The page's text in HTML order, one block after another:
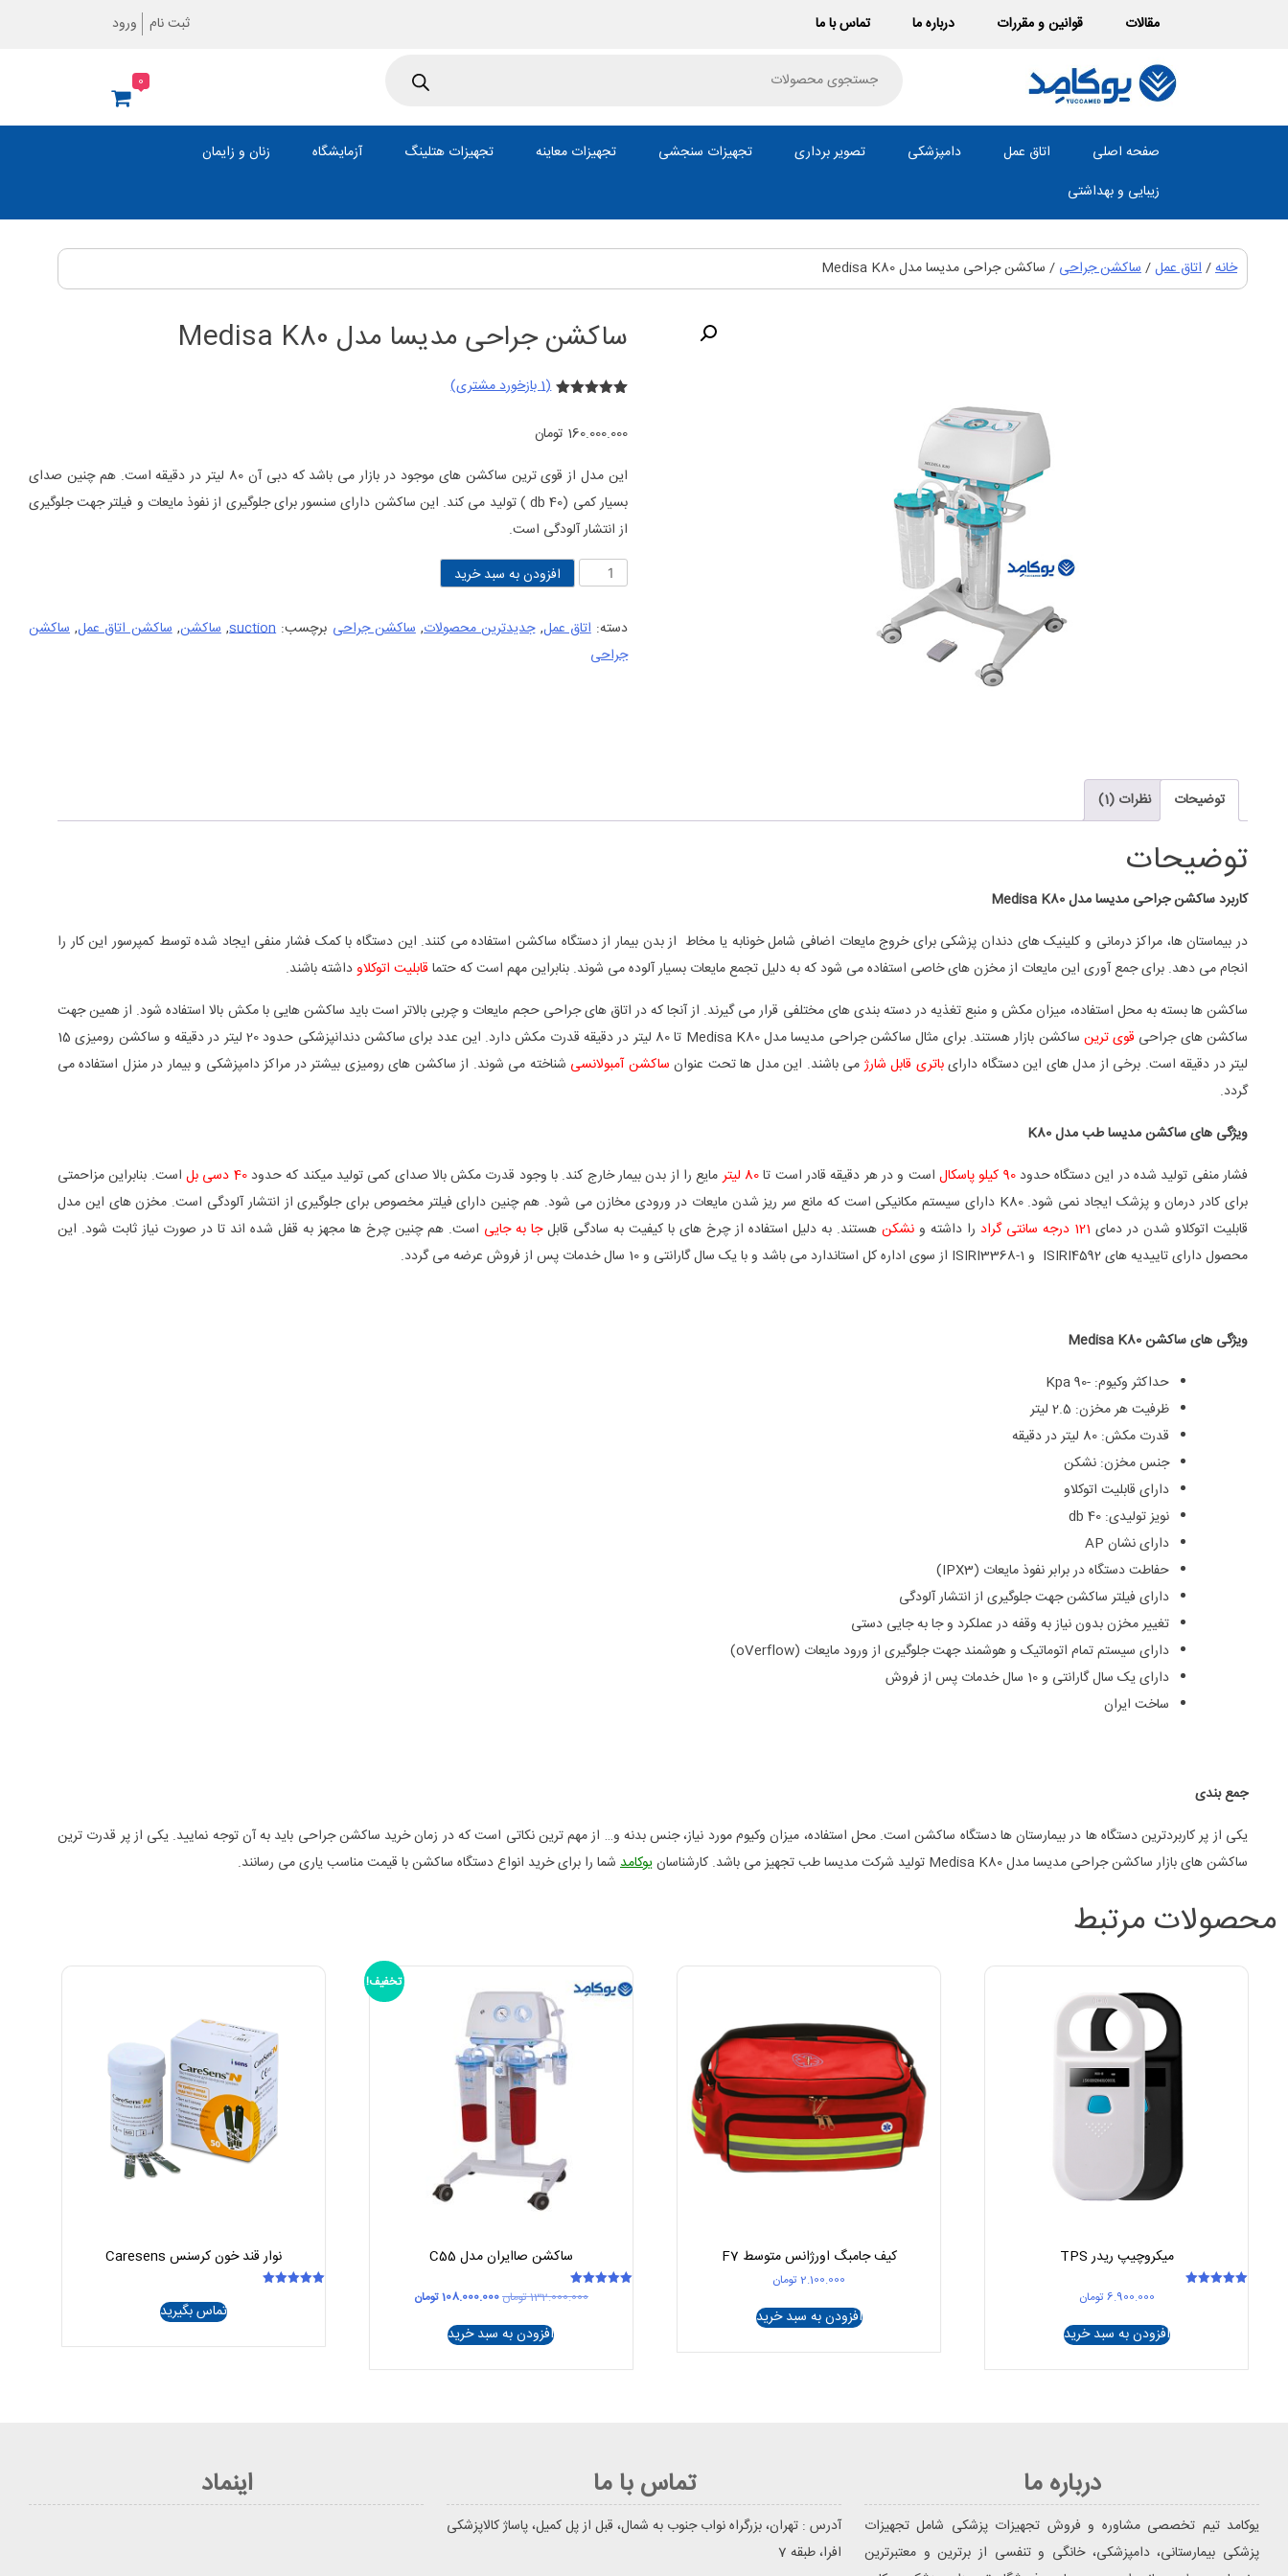
مقالات قوانین و مقررات درباره ما تماس با ما ثبت نام ورود
search
0
صفحه اصلی اتاق عمل دامپزشکی تصویر برداری تجهیزات سنجشی تجهیزات معاینه تجهیزات هتلینگ آزمایشگاه
زنان و زایمان
زیبایی و بهداشتی
خانه/اتاق عمل/ساکشن جراحی / ساکشن جراحی مدیسا مدل Medisa K80
ساکشن جراحی مدیسا مدل Medisa K80
در
(
1بازخورد مشتری)
160.000.000 تومان
این مدل از قوی ترین ساکشن های موجود در بازار می باشد که دبی آن 80 لیتر در دقیقه است. هم چنین صدای
بسیار کمی (40 db ) تولید می کند. این ساکشن دارای سنسور برای جلوگیری از نفوذ مایعات و فیلتر جهت جلوگیری
از انتشار آلودگی است.
ساکشن
مدیسا
مدل
افزودن به سبد خرید
دسته:اتاق عمل,جدیدترین محصولات,ساکشن جراحی برچسب:suction
,ساکشن,ساکشن اتاق عمل, ساکشن
جراحی
توضیحات نظرات (1)
توضیحات
کاربرد ساکشن جراحی مدیسا مدل Medisa K80
در بیماستان ها، مراکز درمانی و کلینیک های دندان پزشکی برای خروج مایعات اضافی شامل خونابه یا مخاط از بدن بیمار از دستگاه ساکشن استفاده می کنند. این دستگاه با کمک فشار منفی ایجاد شده توسط کمپرسور این کار را
انجام می دهد. برای جمع آوری این مایعات از مخزن های خاصی استفاده می شود که به دلیل تجمع مایعات بسیار آلوده می شوند. بنابراین مهم است که حتما قابلیت اتوکلاوداشته باشند.
ساکشن ها بسته به محل استفاده، میزان مکش و منبع تغذیه در دسته بندی های مختلفی قرار می گیرند. از آنجا که در اتاق های جراحی حجم مایعات و چربی بالاتر است باید ساکشن هایی با مکش بالا استفاده شود. از همین جهت
ساکشن های جراحی قوی ترین
ساکشن بازار هستند. برای مثال ساکشن جراحی مدیسا مدل Medisa K80 تا 80 لیتر در دقیقه قدرت مکش دارد. این عدد برای ساکشن دندانپزشکی حدود 20 لیتر در دقیقه و ساکشن رومیزی 15
لیتر در دقیقه است. برخی از مدل های این دستگاه دارایباتری قابل شارژمی باشند. این مدل ها تحت عنوان ساکشن آمبولانسی شناخته می شوند. از ساکشن های رومیزی بیشتر در مراکز دامپزشکی و بیمار در منزل استفاده می
گردد.
ویژگی های ساکشن مدیسا طب مدل K80
فشار منفی تولید شده در این دستگاه حدود 90 کیلو پاسکال است و در هر دقیقه قادر است تا80 لیتر مایع را از بدن بیمار خارج کند. با وجود قدرت مکش بالا صدای کمی تولید میکند که حدود40 دسی بل
است. بنابراین مزاحمتی
برای کادر درمان و پزشک ایجاد نمی شود. K80 دارای سیستم مکانیکی است که مانع سر ریز شدن مایعات در ورودی مخازن می شود. هم چنین دارای فیلتر مخصوص برای جلوگیری از انتشار آلودگی است. مخزن های این مدل
قابلیت اتوکلاو شدن در دمای 121 درجه سانتی گراد را داشته و نشکن هستند. به دلیل استفاده از چرخ های با کیفیت به سادگی قابلجا به جایی است. هم چنین چرخ ها مجهز به قفل شده اند تا در صورت نیاز ثابت شود. این
محصول دارای تاییدیه های ISIRI4592 و ISIRI3368-1 از سوی اداره کل استاندارد می باشد و با یک سال گارانتی و 10 سال خدمات پس از فروش عرضه می گردد.
ویژگی های ساکشن Medisa K80
حداکثر وکیوم: -90 Kpa
ظرفیت هر مخزن: 2.5 لیتر
قدرت مکش: 80 لیتر در دقیقه
جنس مخزن: نشکن
دارای قابلیت اتوکلاو
نویز تولیدی: 40 db
دارای نشان AP
حفاطت دستگاه در برابر نفوذ مایعات (IPX3)
دارای فیلتر ساکشن جهت جلوگیری از انتشار آلودگی
تغییر مخزن بدون نیاز به وقفه در عملکرد و جا به جایی دستی
دارای سیستم تمام اتوماتیک و هوشمند جهت جلوگیری از ورود مایعات (oVerflow)
دارای یک سال گارانتی و 10 سال خدمات پس از فروش
ساخت ایران
جمع بندی
یکی از پر کاربردترین دستگاه ها در بیمارستان ها دستگاه ساکشن است. محل استفاده، میزان وکیوم مورد نیاز، جنس بدنه و… از مهم ترین نکاتی است که در زمان خرید ساکشن جراحی باید به آن توجه نمایید. یکی از پر قدرت ترین
ساکشن های بازار ساکشن جراحی مدیسا مدل Medisa K80 تولید شرکت مدیسا طب تجهیز می باشد. کارشناسان
یوکامد شما را برای خرید انواع دستگاه ساکشن با قیمت مناسب یاری می رسانند.
محصولات مرتبط
میکروچیپ ریدر TPS
6.900.000 تومان
افزودن به سبد خرید
کیف جامبگ اورژانس متوسط F7
2.100.000 تومان
افزودن به سبد خرید
تخفیف!
ساکشن صاایران مدل C55
132.000.000تومانقیمت
بود.
108.000.000تومان
افزودن به سبد خرید
نوار قند خون کرسنس Caresens
تماس بگیرید
درباره ما
یوکامد تیم تخصصی مشاوره و فروش تجهیزات پزشکی شامل تجهیزات
پزشکی بیمارستانی، دامپزشکی، خانگی و تنفسی از برترین و معتبرترین
تماس با ما
آدرس : تهران، بزرگراه نواب جنوب به شمال، قبل از پل کمیل، پاساژ کالاپزشکی
افرا، طبقه 7
اینماد